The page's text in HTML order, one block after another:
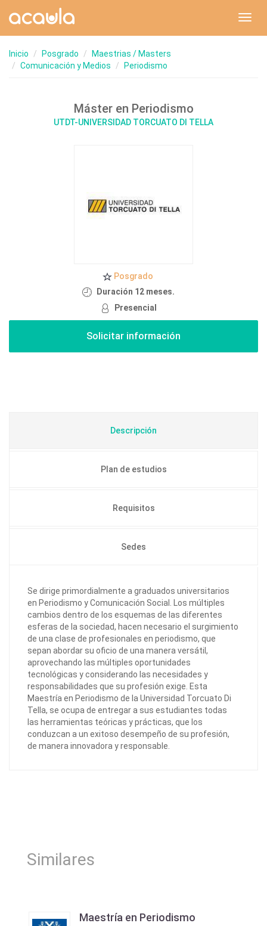
Inicio Posgrado
Maestrias / Masters
Comunicación y Medios
Periodismo
Máster en Periodismo
UTDT-UNIVERSIDAD TORCUATO DI TELLA
Posgrado
Duración 12 meses.
Presencial
Descripción
Plan de estudios
Requisitos
Sedes
Se dirige primordialmente a graduados universitarios
en Periodismo y Comunicación Social. Los múltiples
cambios dentro de los esquemas de las diferentes
esferas de la sociedad, hacen necesario el surgimiento
de una clase de profesionales en periodismo, que
sepan abordar su oficio de una manera versátil,
aprovechando las múltiples oportunidades
tecnológicas y considerando las necesidades y
responsabilidades que su profesión exige. Esta
Maestría en Periodismo de la Universidad Torcuato Di
Tella, se ocupa de entregar a sus estudiantes todas
las herramientas teóricas y prácticas, que los
conduzcan a un exitoso desempeño de su profesión,
de manera innovadora y responsable.
Similares
Maestría en Periodismo